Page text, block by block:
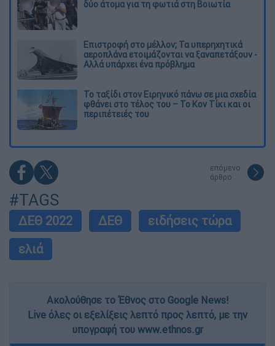
δύο άτομα για τη φωτιά στη Βοιωτία
Επιστροφή στο μέλλον; Τα υπερηχητικά
αεροπλάνα ετοιμάζονται να ξαναπετάξουν -
Αλλά υπάρχει ένα πρόβλημα
Το ταξίδι στον Ειρηνικό πάνω σε μια σχεδία
φθάνει στο τέλος του – Το Κον Τίκι και οι
περιπέτειές του
επόμενο
άρθρο
#TAGS
ΔΕΘ 2022 ΔΕΘ
ειδήσεις τώρα
ελιά
Ακολούθησε το Έθνος στο Google News!
Live όλες οι εξελίξεις λεπτό προς λεπτό, με την
υπογραφή του www.ethnos.gr